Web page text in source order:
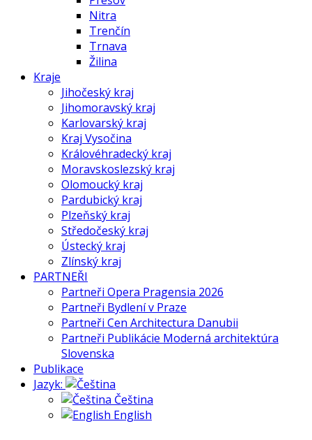
Nitra
Trenčín
Trnava
Žilina
Kraje
Jihočeský kraj
Jihomoravský kraj
Karlovarský kraj
Kraj Vysočina
Královéhradecký kraj
Moravskoslezský kraj
Olomoucký kraj
Pardubický kraj
Plzeňský kraj
Středočeský kraj
Ústecký kraj
Zlínský kraj
PARTNEŘI
Partneři Opera Pragensia 2026
Partneři Bydlení v Praze
Partneři Cen Architectura Danubii
Partneři Publikácie Moderná architektúra
Slovenska
Publikace
Jazyk:
Čeština
English